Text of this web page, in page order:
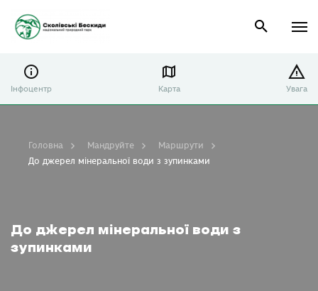
Інфоцентр Карта Увага
До джерел мінеральної води з
зупинками
Головна Мандруйте
Маршрути
До джерел мінеральної води з зупинками